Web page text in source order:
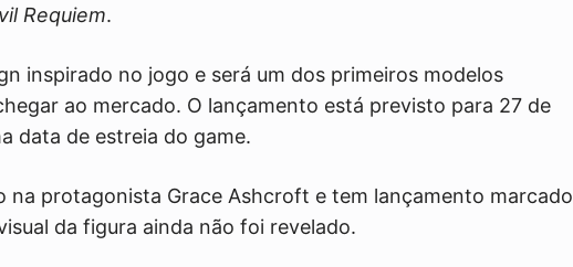
Requiem.
inspirado no jogo e será um dos primeiros modelos
ao mercado. O lançamento está previsto para 27 de
data de estreia do game.
na protagonista Grace Ashcroft e tem lançamento marcado
da figura ainda não foi revelado.